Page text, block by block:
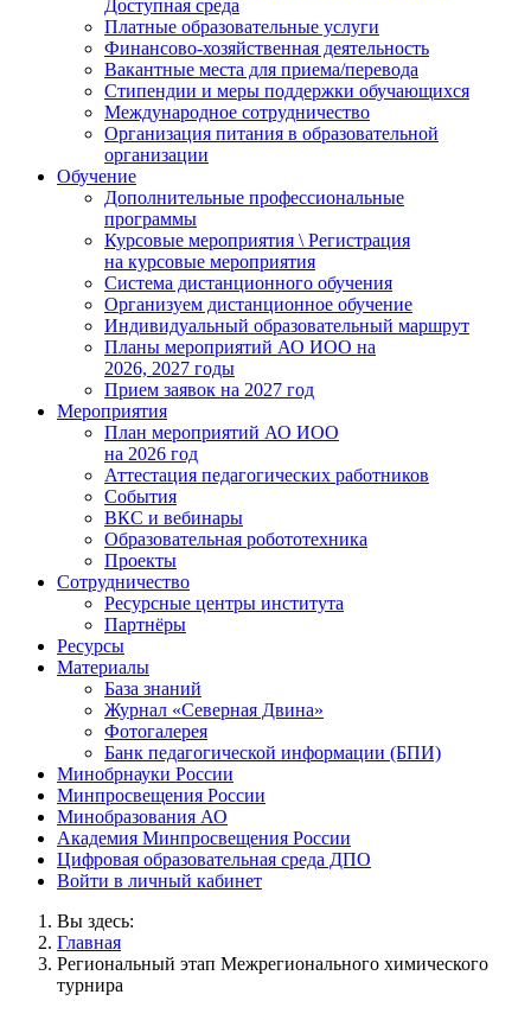
Доступная среда
Платные образовательные услуги
Финансово-хозяйственная деятельность
Вакантные места для приема/перевода
Стипендии и меры поддержки обучающихся
Международное сотрудничество
Организация питания в образовательной
организации
Обучение
Дополнительные профессиональные
программы
Курсовые мероприятия \ Регистрация
на курсовые мероприятия
Система дистанционного обучения
Организуем дистанционное обучение
Индивидуальный образовательный маршрут
Планы мероприятий АО ИОО на
2026, 2027 годы
Прием заявок на 2027 год
Мероприятия
План мероприятий АО ИОО
на 2026 год
Аттестация педагогических работников
События
ВКС и вебинары
Образовательная робототехника
Проекты
Сотрудничество
Ресурсные центры института
Партнёры
Ресурсы
Материалы
База знаний
Журнал «Северная Двина»
Фотогалерея
Банк педагогической информации (БПИ)
Минобрнауки России
Минпросвещения России
Минобразования АО
Академия Минпросвещения России
Цифровая образовательная среда ДПО
Войти в личный кабинет
Вы здесь:
Главная
Региональный этап Межрегионального химического
турнира